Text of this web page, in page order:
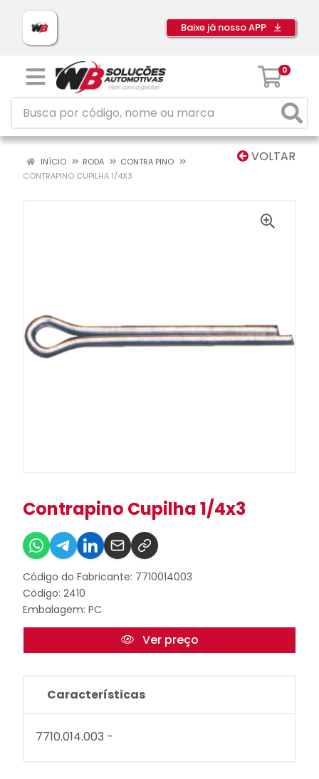
Baixe já nosso APP
0
VOLTAR
INÍCIO RODA
CONTRA PINO
CONTRAPINO CUPILHA 1/4X3
Contrapino Cupilha 1/4x3
Código do Fabricante: 7710014003
Código: 2410
Embalagem: PC
Ver preço
Características
7710.014.003 -